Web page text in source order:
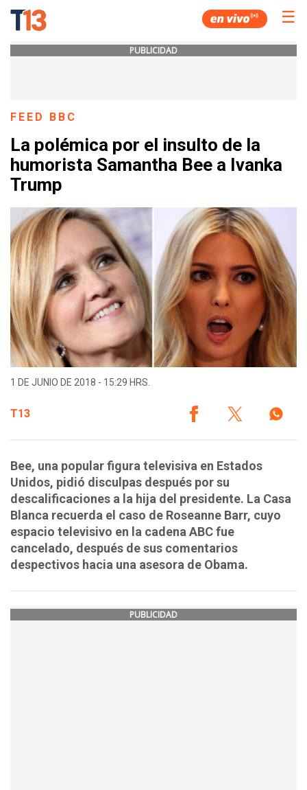
☰
PUBLICIDAD
FEED BBC
La polémica por el insulto de la
humorista Samantha Bee a Ivanka
Trump
1 DE JUNIO DE 2018 - 15:29 HRS.
T13
Bee, una popular figura televisiva en Estados
Unidos, pidió disculpas después por su
descalificaciones a la hija del presidente. La Casa
Blanca recuerda el caso de Roseanne Barr, cuyo
espacio televisivo en la cadena ABC fue
cancelado, después de sus comentarios
despectivos hacia una asesora de Obama.
PUBLICIDAD